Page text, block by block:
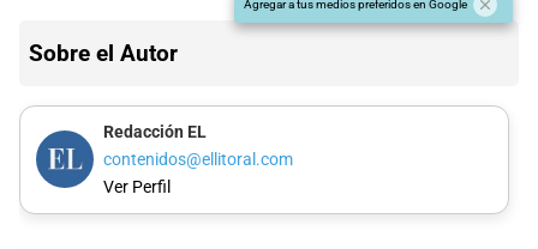
Agregar a tus medios preferidos en Google
Sobre el Autor
Redacción EL
contenidos@ellitoral.com
Ver Perfil